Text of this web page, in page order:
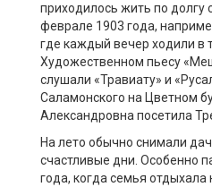
приходилось жить по долгу
феврале 1903 года,
где каждый вечер ходили в
Художественном пьесу
слушали «Травиату» и
Саламонского на Цветном
Александровна посетила
На лето обычно снимали
счастливые дни. Особенно
года, когда семья отдыхала